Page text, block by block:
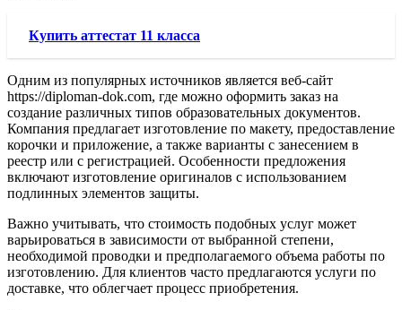
Купить аттестат 11 класса
Одним из популярных источников является веб-сайт
https://diploman-dok.com, где можно оформить заказ на
создание различных типов образовательных документов.
Компания предлагает изготовление по макету, предоставление
корочки и приложение, а также варианты с занесением в
реестр или с регистрацией. Особенности предложения
включают изготовление оригиналов с использованием
подлинных элементов защиты.
Важно учитывать, что стоимость подобных услуг может
варьироваться в зависимости от выбранной степени,
необходимой проводки и предполагаемого объема работы по
изготовлению. Для клиентов часто предлагаются услуги по
доставке, что облегчает процесс приобретения.